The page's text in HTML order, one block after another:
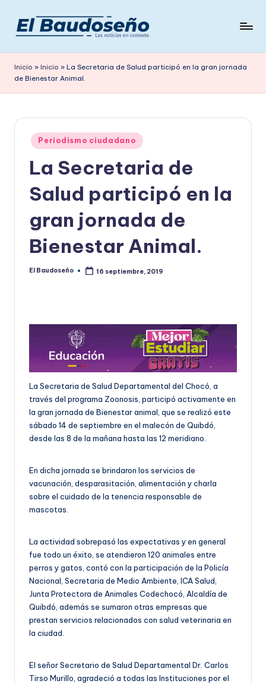
Saltar
contenido
e
ri
d
en
Inicio » Inicio » La Secretaria de Salud participó en la gran jornada
de Bienestar Animal.
Publicado
en
Periodismo ciudadano
La Secretaria de
Salud participó en la
gran jornada de
Bienestar Animal.
Publicado
El Baudoseño 16 septiembre, 2019
La Secretaria de Salud Departamental del Chocó, a
través del programa Zoonosis, participó activamente en
la gran jornada de Bienestar animal, que se realizó este
sábado 14 de septiembre en el malecón de Quibdó,
desde las 8 de la mañana hasta las 12 meridiano.
En dicha jornada se brindaron los servicios de
vacunación, desparasitación, alimentación y charla
sobre el cuidado de la tenencia responsable de
mascotas.
La actividad sobrepasó las expectativas y en general
fue todo un éxito, se atendieron 120 animales entre
perros y gatos, contó con la participación de la Policía
Nacional, Secretaria de Medio Ambiente, ICA Salud,
Junta Protectora de Animales Codechocó, Alcaldía de
Quibdó, además se sumaron otras empresas que
prestan servicios relacionados con salud veterinaria en
la ciudad.
El señor Secretario de Salud Departamental Dr. Carlos
Tirso Murillo, agradeció a todas las Instituciones por el